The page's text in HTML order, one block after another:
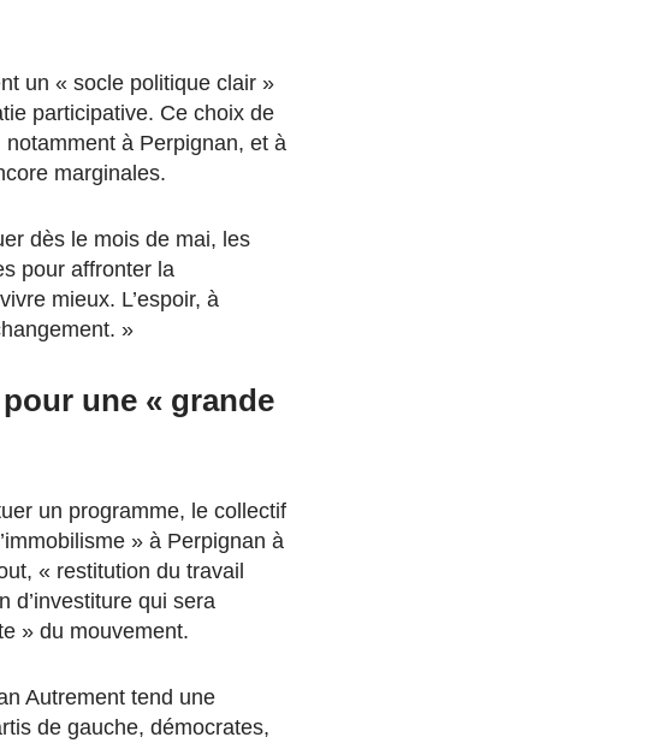
un « socle politique clair »
participative. Ce choix de
à Perpignan, et à
marginales.
dès le mois de mai, les
pour affronter la
mieux. L’espoir, à
»
une « grande
un programme, le collectif
» à Perpignan à
« restitution du travail
d’investiture qui sera
» du mouvement.
Autrement tend une
de gauche, démocrates,